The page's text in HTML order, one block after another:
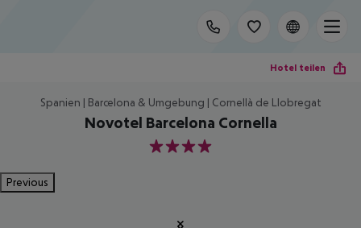
Hotel teilen
Spanien | Barcelona & Umgebung | Cornellà de Llobregat
Novotel Barcelona Cornella
4
Previous